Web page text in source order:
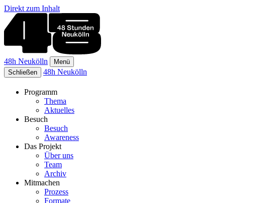
Direkt zum Inhalt
48h Neukölln
Menü
Schließen
48h Neukölln
Programm
Thema
Aktuelles
Besuch
Besuch
Awareness
Das Projekt
Über uns
Team
Archiv
Mitmachen
Prozess
Formate